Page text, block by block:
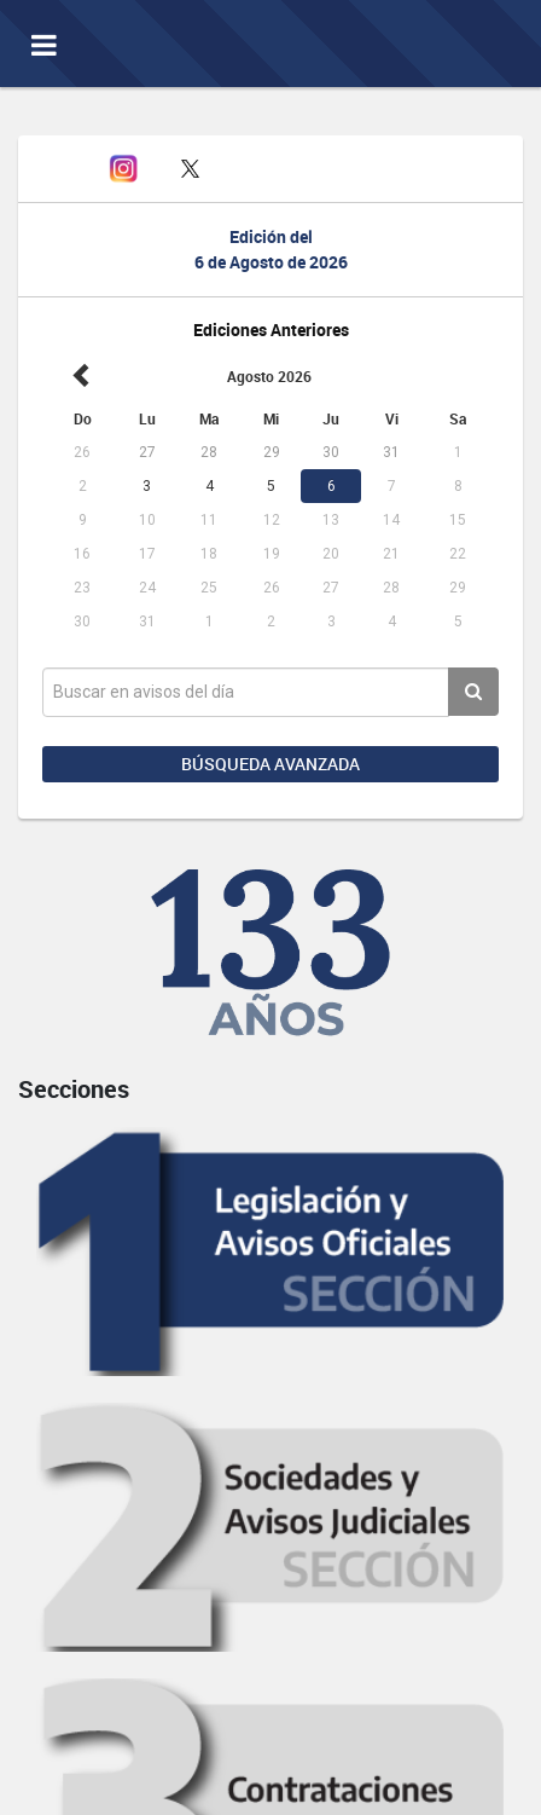
Toggle
navigation
Edición del
6 de Agosto de 2026
Ediciones Anteriores
Agosto 2026
Do Lu Ma Mi Ju Vi Sa
26 27 28 29 30 31
1
2
3 4 5 6 7
8
9
10 11 12 13 14
15
16
17 18 19 20 21
22
23
24 25 26 27 28
29
30
31 1 2 3 4 5
BÚSQUEDA AVANZADA
Secciones